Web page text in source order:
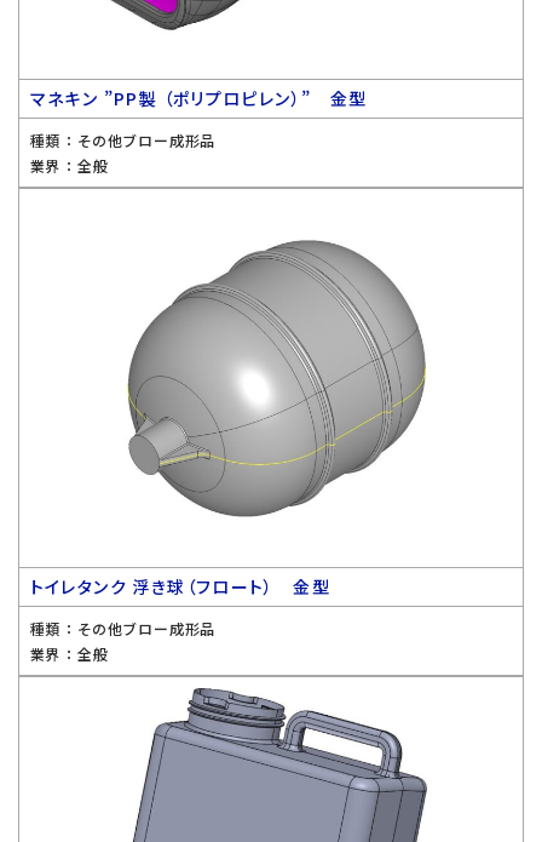
マネキン ”PP製 （ポリプロピレン）” 金型
種類 ： その他ブロー成形品
業界 ： 全般
トイレタンク 浮き球（フロート） 金型
種類 ： その他ブロー成形品
業界 ： 全般